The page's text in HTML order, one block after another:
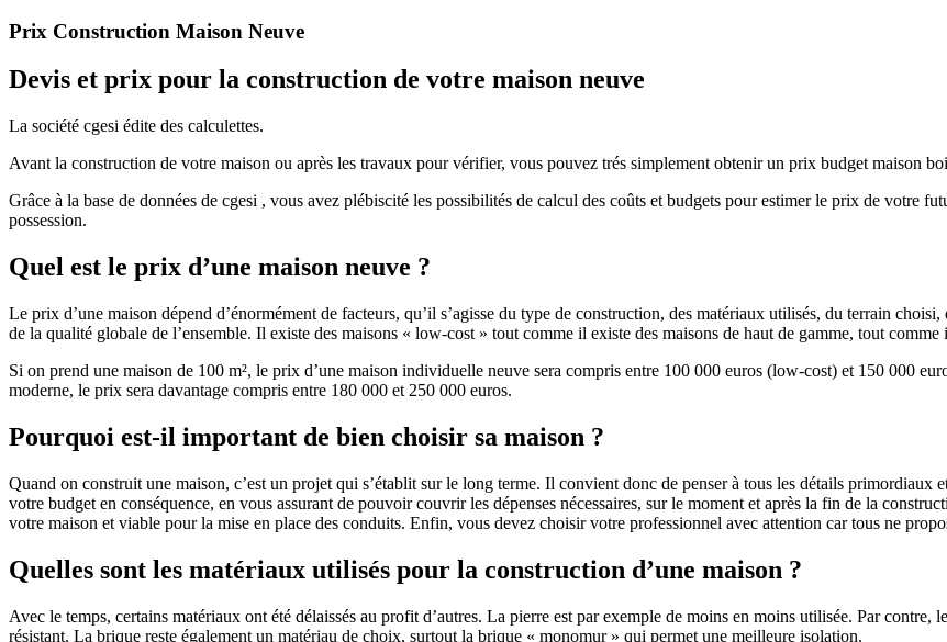
Prix Construction Maison Neuve
Devis et prix pour la construction de votre maison neuve
La société cgesi édite des calculettes.
Avant la construction de votre maison ou après les travaux pour vérifier, vous pouvez trés simplement obtenir un prix budget maison
Grâce à la base de données de cgesi , vous avez plébiscité les possibilités de calcul des coûts et budgets pour estimer le prix de votre
possession.
Quel est le prix d’une maison neuve ?
Le prix d’une maison dépend d’énormément de facteurs, qu’il s’agisse du type de construction, des matériaux utilisés, du terrain
de la qualité globale de l’ensemble. Il existe des maisons « low-cost » tout comme il existe des maisons de haut de gamme, tout
Si on prend une maison de 100 m², le prix d’une maison individuelle neuve sera compris entre 100 000 euros (low-cost) et 150 000
moderne, le prix sera davantage compris entre 180 000 et 250 000 euros.
Pourquoi est-il important de bien choisir sa maison ?
Quand on construit une maison, c’est un projet qui s’établit sur le long terme. Il convient donc de penser à tous les détails primordiaux
votre budget en conséquence, en vous assurant de pouvoir couvrir les dépenses nécessaires, sur le moment et après la fin de la
votre maison et viable pour la mise en place des conduits. Enfin, vous devez choisir votre professionnel avec attention car tous ne
Quelles sont les matériaux utilisés pour la construction d’une maison ?
Avec le temps, certains matériaux ont été délaissés au profit d’autres. La pierre est par exemple de moins en moins utilisée. Par contre,
résistant. La brique reste également un matériau de choix, surtout la brique « monomur » qui permet une meilleure isolation.